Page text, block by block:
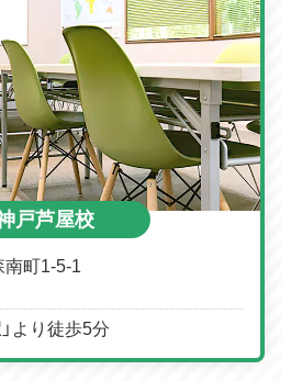
戸芦屋校
南町1-5-1
より徒歩5分